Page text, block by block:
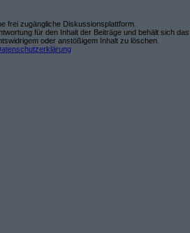
frei zugängliche Diskussionsplattform.
für den Inhalt der Beiträge und behält sich das
oder anstößigem Inhalt zu löschen.